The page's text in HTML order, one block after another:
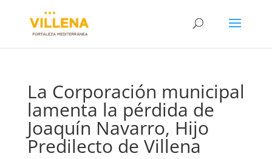
La Corporación municipal
lamenta la pérdida de
Joaquín Navarro, Hijo
Predilecto de Villena